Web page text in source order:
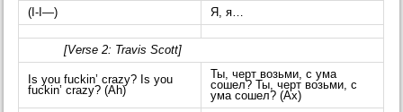
(I-I—) Я, я…
[Verse 2: Travis Scott]
Is you fuckin’ crazy? Is you
fuckin’ crazy? (Ah)
Ты, черт возьми, с ума
сошел? Ты, черт возьми, с
ума сошел? (Ах)